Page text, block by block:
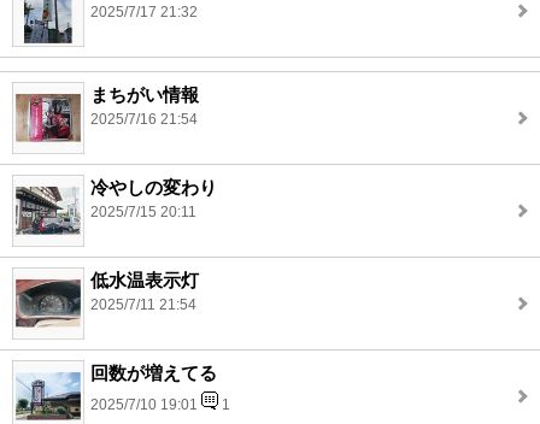
2025/7/17 21:32
まちがい情報
2025/7/16 21:54
冷やしの変わり
2025/7/15 20:11
低水温表示灯
2025/7/11 21:54
回数が増えてる
2025/7/10 19:01 1